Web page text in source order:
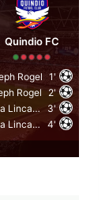
Quindio FC
Rogel 1'
Rogel 2'
Ramiro Abanda Lincango
3'
Ramiro Abanda Lincango
4'